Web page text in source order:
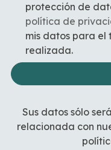
política de
mis datos para
realizada.
Sus datos sólo
relacionada con